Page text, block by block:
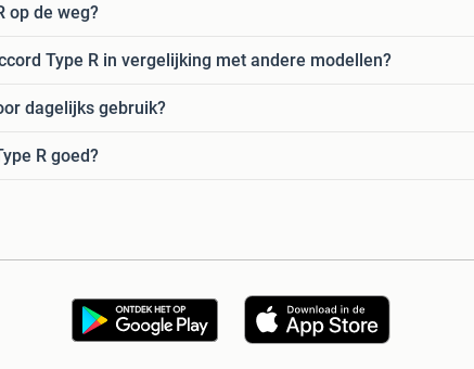
op de weg?
Type R in vergelijking met andere modellen?
dagelijks gebruik?
R goed?